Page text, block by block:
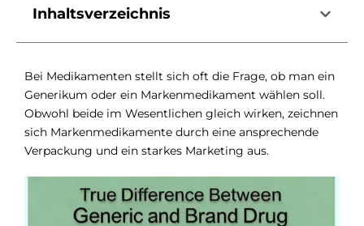
Inhaltsverzeichnis
Bei Medikamenten stellt sich oft die Frage, ob man ein
Generikum oder ein Markenmedikament wählen soll.
Obwohl beide im Wesentlichen gleich wirken, zeichnen
sich Markenmedikamente durch eine ansprechende
Verpackung und ein starkes Marketing aus.